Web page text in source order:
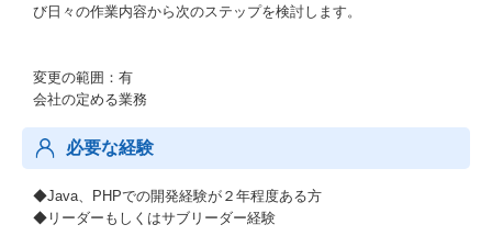
び日々の作業内容から次のステップを検討します。
変更の範囲：有
会社の定める業務
必要な経験
◆Java、PHPでの開発経験が２年程度ある方
◆リーダーもしくはサブリーダー経験